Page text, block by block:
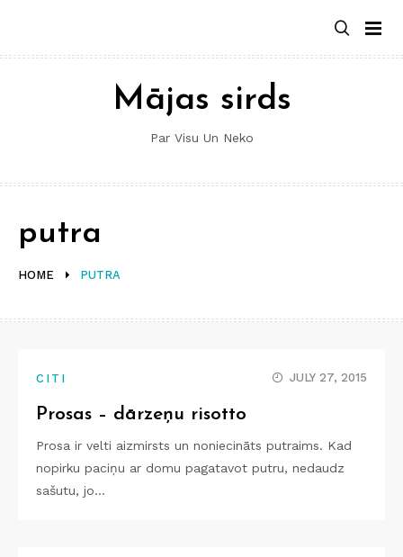
content
Mājas sirds
Par Visu Un Neko
HOME PUTRA
putra
CITI JULY 27, 2015
Prosas – dārzeņu risotto
Prosa ir velti aizmirsts un noniecināts putraims. Kad
nopirku paciņu ar domu pagatavot putru, nedaudz
sašutu, jo…